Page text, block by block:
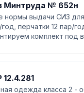
Минтруда № 652н
нормы выдачи СИЗ для
перчатки 12 пар/
комплект под
одежда класса 2 -